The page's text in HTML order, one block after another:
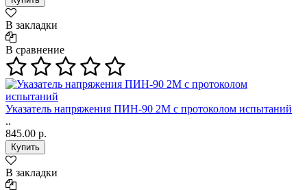
В закладки
В сравнение
Указатель напряжения ПИН-90 2М с протоколом испытаний
..
845.00 р.
В закладки